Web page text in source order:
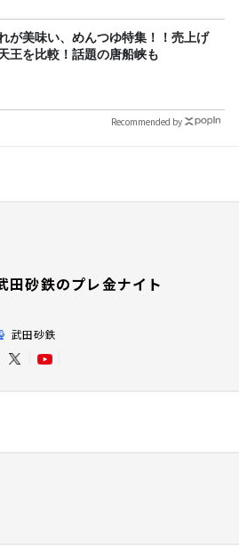
が美味い、めんつゆ特集！！売上げ
王を比較！話題の唐船峡も
Recommended by
田砂鉄のプレ金ナイト
武田砂鉄